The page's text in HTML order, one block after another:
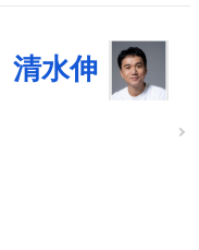
清水伸